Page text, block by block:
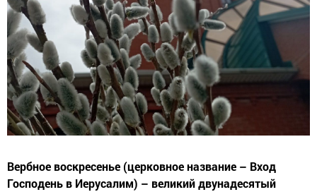
Вербное воскресенье (церковное название – Вход
Господень в Иерусалим) – великий двунадесятый